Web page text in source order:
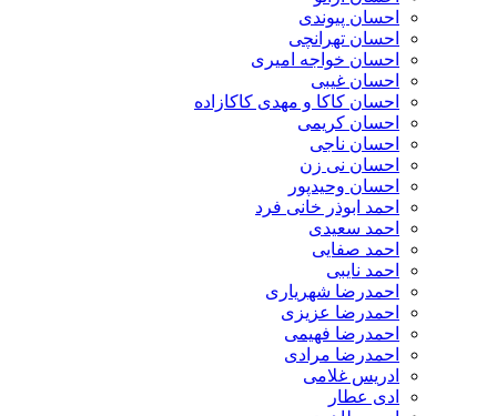
احسان پیوندی
احسان تهرانچی
احسان خواجه امیری
احسان غیبی
احسان کاکا و مهدی کاکازاده
احسان کریمی
احسان ناجی
احسان نی زن
احسان وحیدپور
احمد ابوذر خانی فرد
احمد سعیدی
احمد صفایی
احمد نایبی
احمدرضا شهریاری
احمدرضا عزیزی
احمدرضا فهیمی
احمدرضا مرادی
ادریس غلامی
ادی عطار